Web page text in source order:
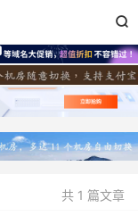

共 1 篇文章